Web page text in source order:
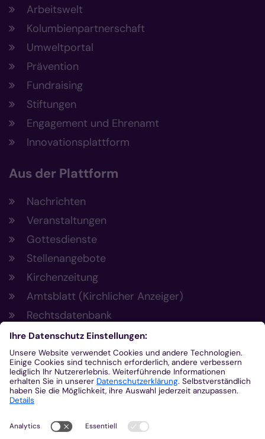
Arbeitswelt
Kolumbienpartnerschaft
Umweltportal
Prävention
Fundraising
Stiftungen
Engagement und Ehrenamt
Innovationsplattform
Aus der Plattform
Nachrichten
Veranstaltungen
Gottesdienste
Stellenangebote
Kirchenzeitung
Amtsblatt (Kirchlicher Anzeiger)
Rechtsdatenbank
Meldestelle gemäß Hinweisgeberschutzgesetz
Kontakt